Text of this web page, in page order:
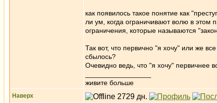
как появилось такое понятие как
ли ум, когда ограничивают волю в этом
ограничения, которые называются
Так вот, что первично "я хочу" или же
сбылось?
Очевидно ведь, что "я хочу" первичнее
живите больше
Наверх